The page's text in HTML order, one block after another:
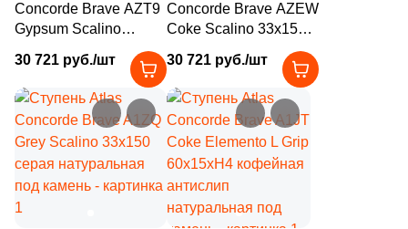
Глазурованная глянцевая (8)
Глазурованная матовая (125)
Глянцевая (342
Лаппатированная (136 )
Матовая (890)
Concorde Brave AZT9
Gypsum Scalino
натуральная под
камень
30 721 руб./шт
Concorde Brave AZEW
Coke Scalino 33x150
натуральная под
камень
30 721 руб./шт